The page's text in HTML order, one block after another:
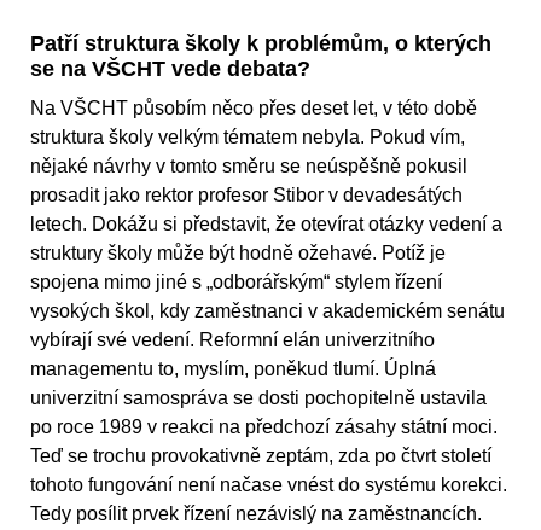
Patří struktura školy k problémům, o kterých
se na VŠCHT vede debata?
Na VŠCHT působím něco přes deset let, v této době
struktura školy velkým tématem nebyla. Pokud vím,
nějaké návrhy v tomto směru se neúspěšně pokusil
prosadit jako rektor profesor Stibor v devadesátých
letech. Dokážu si představit, že otevírat otázky vedení a
struktury školy může být hodně ožehavé. Potíž je
spojena mimo jiné s „odborářským“ stylem řízení
vysokých škol, kdy zaměstnanci v akademickém senátu
vybírají své vedení. Reformní elán univerzitního
managementu to, myslím, poněkud tlumí. Úplná
univerzitní samospráva se dosti pochopitelně ustavila
po roce 1989 v reakci na předchozí zásahy státní moci.
Teď se trochu provokativně zeptám, zda po čtvrt století
tohoto fungování není načase vnést do systému korekci.
Tedy posílit prvek řízení nezávislý na zaměstnancích.